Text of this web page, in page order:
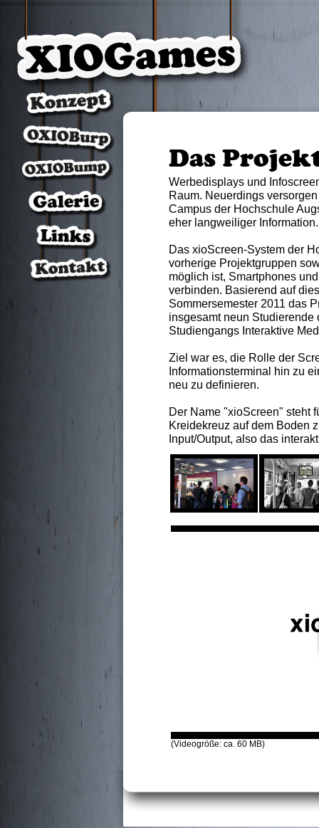
Werbedisplays und
Raum. Neuerdings
Campus der Hochschule
eher langweiliger Information.
Das xioScreen-System der
vorherige Projektgruppen
möglich ist, Smartphones
verbinden. Basierend auf
Sommersemester 2011 das
insgesamt neun
Studiengangs Interaktive
Ziel war es, die Rolle der
Informationsterminal hin zu
neu zu definieren.
Der Name "xioScreen" steht
Kreidekreuz auf dem Boden
Input/Output, also das
(Videogröße: ca. 60 MB)